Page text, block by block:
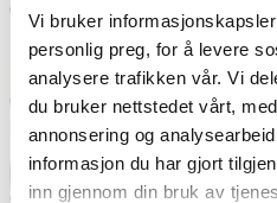
Vi bruker
personlig preg, for å levere
analysere trafikken vår. Vi
du bruker nettstedet vårt,
annonsering og
informasjon du har gjort
inn gjennom din bruk av